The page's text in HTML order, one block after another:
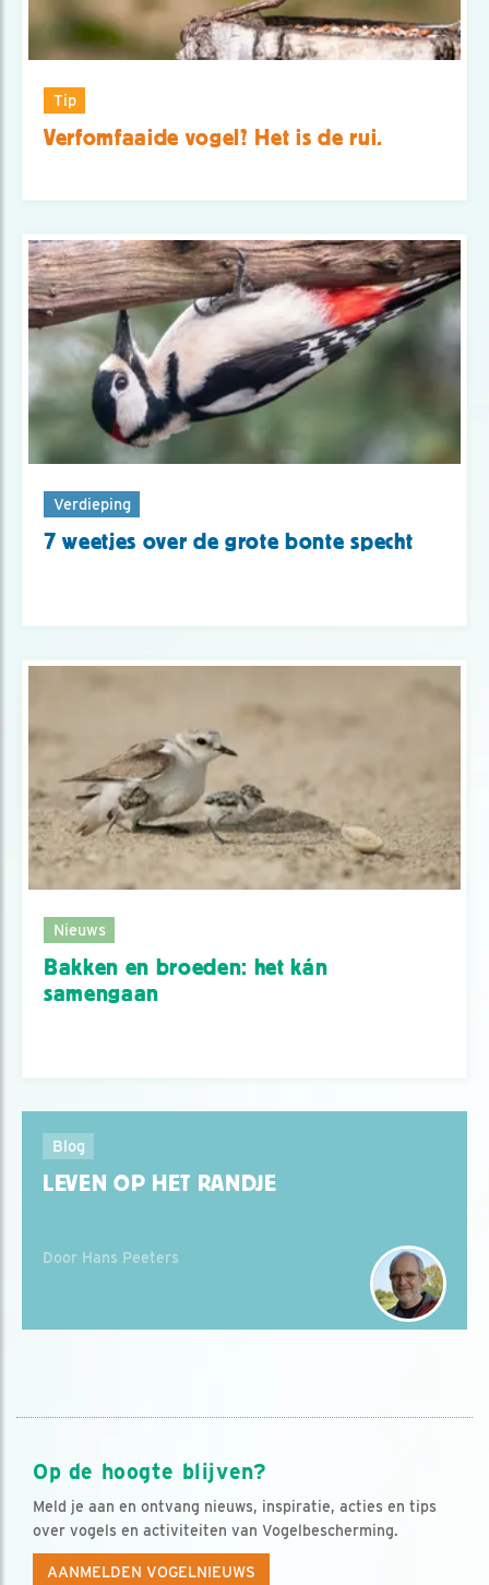
Tip
Verfomfaaide vogel? Het is de rui.
Verdieping
7 weetjes over de grote bonte specht
Nieuws
Bakken en broeden: het kán
samengaan
Blog
LEVEN OP HET RANDJE
Door Hans Peeters
Op de hoogte blijven?
Meld je aan en ontvang nieuws, inspiratie, acties en tips
over vogels en activiteiten van Vogelbescherming.
AANMELDEN VOGELNIEUWS